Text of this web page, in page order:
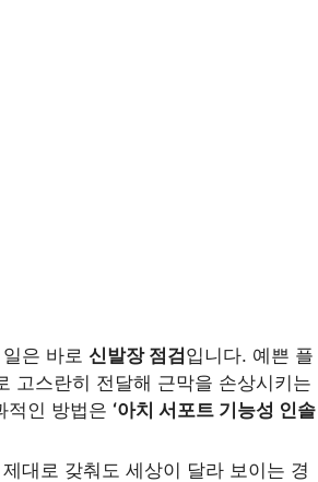
은 바로 신발장 점검입니다. 예쁜 플
고스란히 전달해 근막을 손상시키는
적인 방법은 ‘아치 서포트 기능성 인솔
대로 갖춰도 세상이 달라 보이는 경